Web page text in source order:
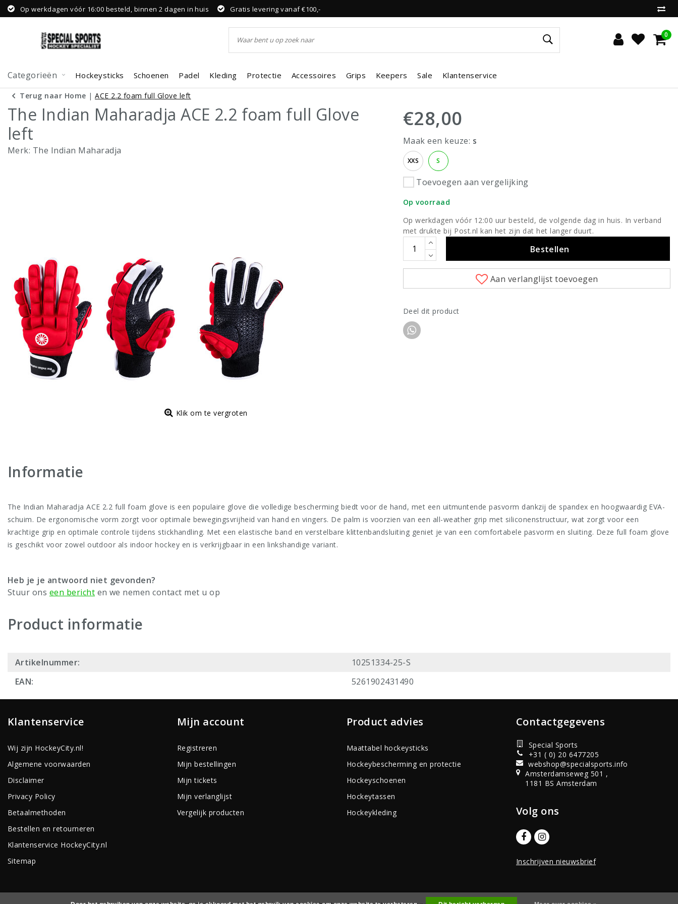
Op werkdagen vóór 16:00 besteld, binnen 2 dagen in huis Gratis levering vanaf €100,-
0
Categorieën Hockeysticks Schoenen Padel Kleding Protectie Accessoires Grips Keepers Sale Klantenservice
Terug naar Home |ACE 2.2 foam full Glove left
The Indian Maharadja ACE 2.2 foam full Glove
left
Merk: The Indian Maharadja
Klik om te vergroten
€28,00
Maak een keuze: s
XXS S
Toevoegen aan vergelijking
Op voorraad
Op werkdagen vóór 12:00 uur besteld, de volgende dag in huis. In verband
met drukte bij Post.nl kan het zijn dat het langer duurt.
Bestellen
Aan verlanglijst toevoegen
Deel dit product
Informatie
The Indian Maharadja ACE 2.2 full foam glove is een populaire glove die volledige bescherming biedt voor de hand, met een uitmuntende pasvorm dankzij de spandex en hoogwaardig EVA-
schuim. De ergonomische vorm zorgt voor optimale bewegingsvrijheid van hand en vingers. De palm is voorzien van een all-weather grip met siliconenstructuur, wat zorgt voor een
krachtige grip en optimale controle tijdens stickhandling. Met een elastische band en verstelbare klittenbandsluiting geniet je van een comfortabele pasvorm en sluiting. Deze full foam glove
is geschikt voor zowel outdoor als indoor hockey en is verkrijgbaar in een linkshandige variant.
Heb je je antwoord niet gevonden?
Stuur ons een bericht en we nemen contact met u op
Product informatie
Artikelnummer:
10251334-25-S
EAN:
5261902431490
Klantenservice
Wij zijn HockeyCity.nl!
Algemene voorwaarden
Disclaimer
Privacy Policy
Betaalmethoden
Bestellen en retourneren
Klantenservice HockeyCity.nl
Sitemap
Mijn account
Registreren
Mijn bestellingen
Mijn tickets
Mijn verlanglijst
Vergelijk producten
Product advies
Maattabel hockeysticks
Hockeybescherming en protectie
Hockeyschoenen
Hockeytassen
Hockeykleding
Contactgegevens
Special Sports
+31 ( 0) 20 6477205
webshop@specialsports.info
Amsterdamseweg 501 ,
1181 BS Amsterdam
Volg ons
Inschrijven nieuwsbrief